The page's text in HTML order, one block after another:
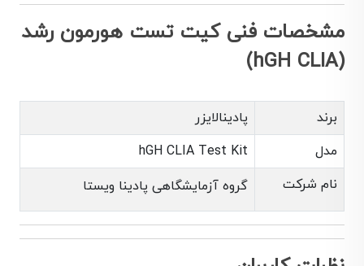
مشخصات فنی کیت تست هورمون رشد
(hGH CLIA)
برند
پادینالایزر
مدل
hGH CLIA Test Kit
نام شرکت
گروه آزمایشگاهی پادینا ویستا